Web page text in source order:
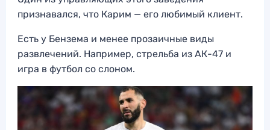
признавался, что Карим — его любимый клиент.
Есть у Бензема и менее прозаичные виды
развлечений. Например, стрельба из АК-47 и
игра в футбол со слоном.